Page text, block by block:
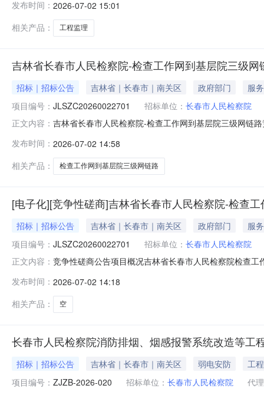
2026-020项目名称：长春市人民检察院消防排烟、烟感
长春市人民检察院消防排烟、烟感报
发布时间： 2026-07-02 15:01
相关产品：
工程监理
吉林省长春市人民检察院-检查工作网到基层院三级网
招标｜招标公告 吉林省｜长春市｜南关区 政府部门
服务
项目编号： JLSZC20260022701 招标单位： 长春市人民检察院
正文内容： 吉林省长春市人民检察院-检查工作网到基层院三级网链
作网到基层院三级网链路预算金额：479300.00元采购
民共和国政
发布时间： 2026-07-02 14:58
相关产品：
检查工作网到基层院三级网链路
[电子化][竞争性磋商]吉林省长春市人民检察院-检查
招标｜招标公告 吉林省｜长春市｜南关区 政府部门
服务
项目编号： JLSZC20260022701 招标单位： 长春市人民检察院
正文内容： 竞争性磋商公告项目概况吉林省长春市人民检察院检查
求：详见招标文件。合同履行期限：合同签订后16个月
政策需满足
发布时间： 2026-07-02 14:18
相关产品：
空
长春市人民检察院消防排烟、烟感报警系统改造等工
招标｜招标公告 吉林省｜长春市｜南关区 弱电安防
工程
项目编号： ZJZB-2026-020 招标单位： 长春市人民检察院
代